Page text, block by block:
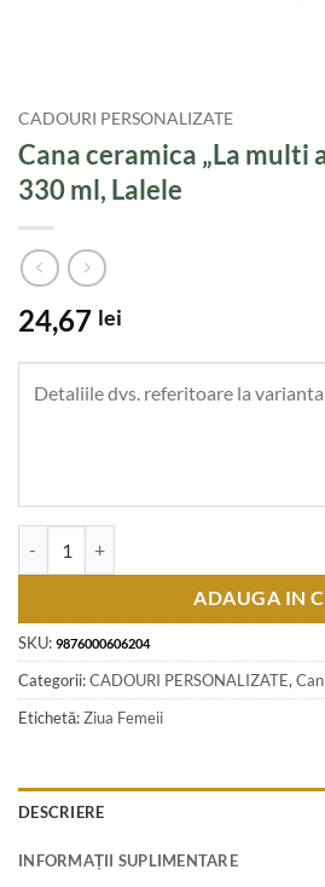
CADOURI PERSONALIZATE
Cana ceramica „La multi
330 ml, Lalele
24,67 lei
ADAUGA IN
SKU: 9876000606204
Categorii:CADOURI PERSONALIZATE,
Etichetă:Ziua Femeii
DESCRIERE
INFORMAȚII SUPLIMENTARE